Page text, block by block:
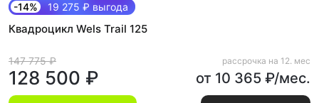
-14% 19 275 ₽ выгода
Квадроцикл Wels Trail 125
147 775 ₽
128 500 ₽
рассрочка на 12. мес
от 10 365 ₽/мес.